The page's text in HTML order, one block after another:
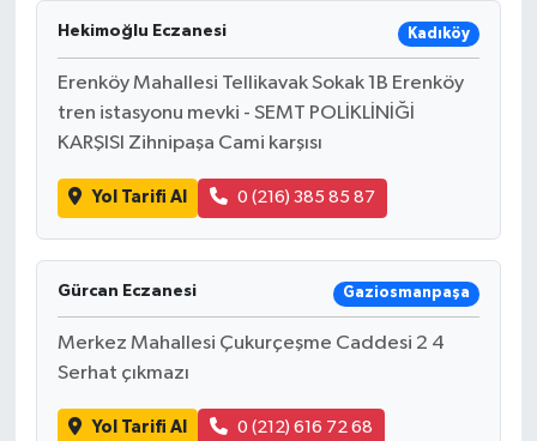
Hekimoğlu Eczanesi Kadıköy
Erenköy Mahallesi Tellikavak Sokak 1B Erenköy
tren istasyonu mevki - SEMT POLİKLİNİĞİ
KARŞISI Zihnipaşa Cami karşısı
Yol Tarifi Al 0 (216) 385 85 87
Gürcan Eczanesi Gaziosmanpaşa
Merkez Mahallesi Çukurçeşme Caddesi 2 4
Serhat çıkmazı
Yol Tarifi Al 0 (212) 616 72 68